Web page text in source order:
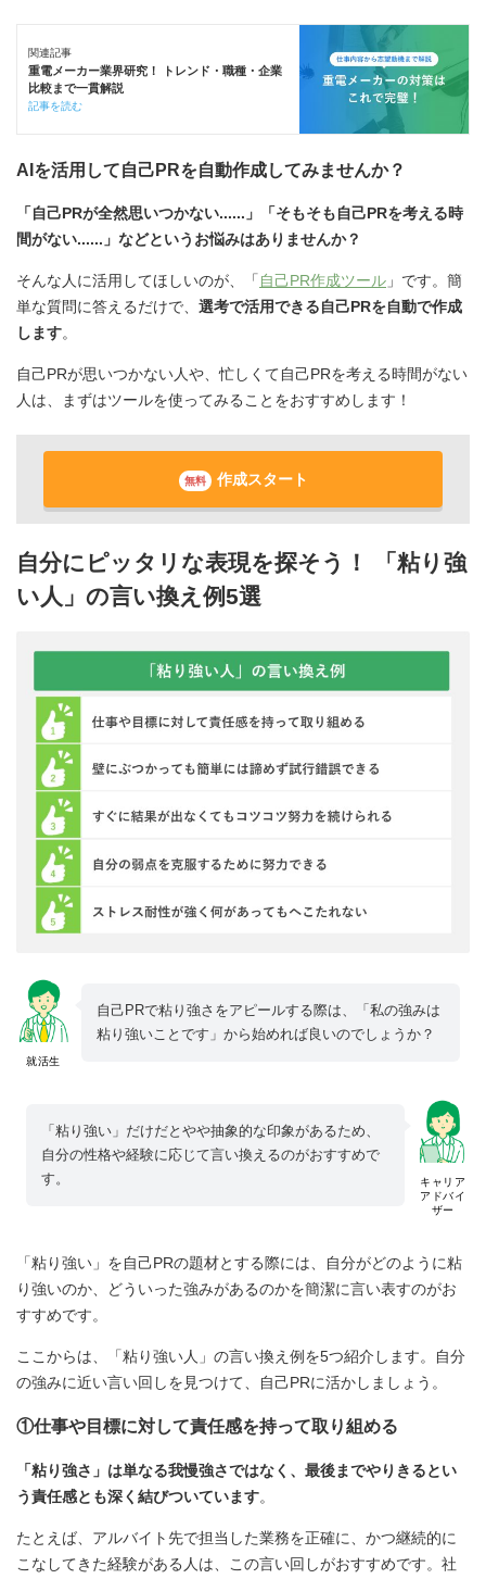
関連記事
重電メーカー業界研究！ トレンド・職種・企業
比較まで一貫解説
記事を読む
AIを活用して自己PRを自動作成してみませんか？
「自己PRが全然思いつかない......」「そもそも自己PRを考える時
間がない......」などというお悩みはありませんか？
そんな人に活用してほしいのが、「 自己PR作成ツール 」です。簡
単な質問に答えるだけで、 選考で活用できる自己PRを自動で作成
します。
自己PRが思いつかない人や、忙しくて自己PRを考える時間がない
人は、まずはツールを使ってみることをおすすめします！
無料 作成スタート
自分にピッタリな表現を探そう！ 「粘り強
い人」の言い換え例5選
就活生
自己PRで粘り強さをアピールする際は、「私の強みは
粘り強いことです」から始めれば良いのでしょうか？
キャリア
アドバイ
ザー
「粘り強い」だけだとやや抽象的な印象があるため、
自分の性格や経験に応じて言い換えるのがおすすめで
す。
「粘り強い」を自己PRの題材とする際には、自分がどのように粘
り強いのか、どういった強みがあるのかを簡潔に言い表すのがお
すすめです。
ここからは、「粘り強い人」の言い換え例を5つ紹介します。自分
の強みに近い言い回しを見つけて、自己PRに活かしましょう。
①仕事や目標に対して責任感を持って取り組める
「粘り強さ」は単なる我慢強さではなく、最後までやりきるとい
う責任感とも深く結びついています。
たとえば、アルバイト先で担当した業務を正確に、かつ継続的に
こなしてきた経験がある人は、この言い回しがおすすめです。社